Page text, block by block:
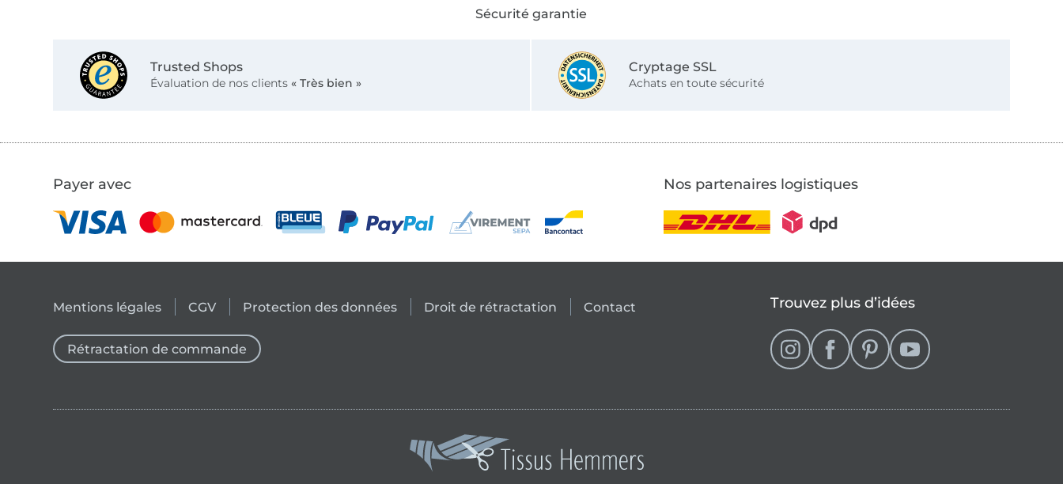
Sécurité garantie
Trusted Shops
Évaluation de nos clients « Très bien »
Cryptage SSL
Achats en toute sécurité
Payer avec Nos partenaires logistiques
Mentions légales CGV Protection des données Droit de rétractation Contact
Rétractation de commande
Trouvez plus d’idées